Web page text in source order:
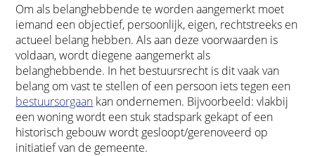
Om als belanghebbende te worden aangemerkt moet
iemand een objectief, persoonlijk, eigen, rechtstreeks en
actueel belang hebben. Als aan deze voorwaarden is
voldaan, wordt diegene aangemerkt als
belanghebbende. In het bestuursrecht is dit vaak van
belang om vast te stellen of een persoon iets tegen een
bestuursorgaan kan ondernemen. Bijvoorbeeld: vlakbij
een woning wordt een stuk stadspark gekapt of een
historisch gebouw wordt gesloopt/gerenoveerd op
initiatief van de gemeente.